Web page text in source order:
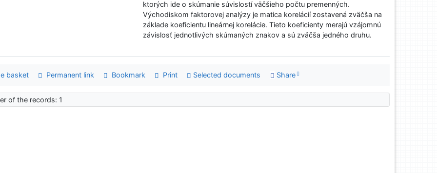
ktorých ide o skúmanie súvislostí väčšieho počtu premenných.
Východiskom faktorovej analýzy je matica korelácií zostavená zväčša na
základe koeficientu lineárnej korelácie. Tieto koeficienty merajú vzájomnú
závislosť jednotlivých skúmaných znakov a sú zväčša jedného druhu.
basket Permanent link Bookmark Print Selected documents Share
of the records: 1